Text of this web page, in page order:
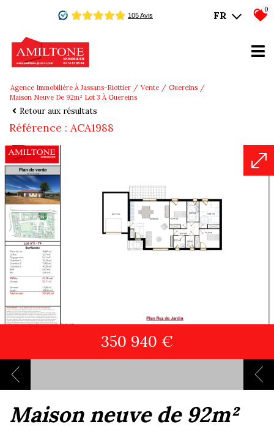
FR
0
Agence Immobilière À Jassans-Riottier Vente
Guereins
Maison Neuve De 92m² Lot 3 À Guereins
Retour aux résultats
Référence : ACA1988
350 940 €
maison neuve de 92m²